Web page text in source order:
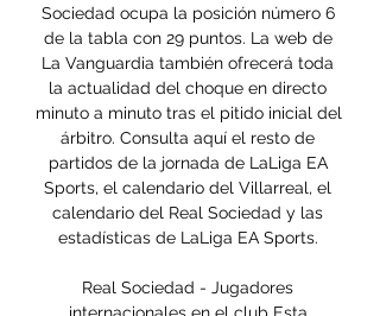
Sociedad ocupa la posición número 6
de la tabla con 29 puntos. La web de
La Vanguardia también ofrecerá toda
la actualidad del choque en directo
minuto a minuto tras el pitido inicial del
árbitro. Consulta aquí el resto de
partidos de la jornada de LaLiga EA
Sports, el calendario del Villarreal, el
calendario del Real Sociedad y las
estadísticas de LaLiga EA Sports.
Real Sociedad - Jugadores